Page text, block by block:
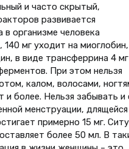
и часто скрытый,
развивается
организме человека
140 мг уходит на
в виде трансферрина 4 мг
При этом нельзя
калом, волосами,
и более. Нельзя забывать и
менструации,
примерно 15 мг.
более 50 мл. В